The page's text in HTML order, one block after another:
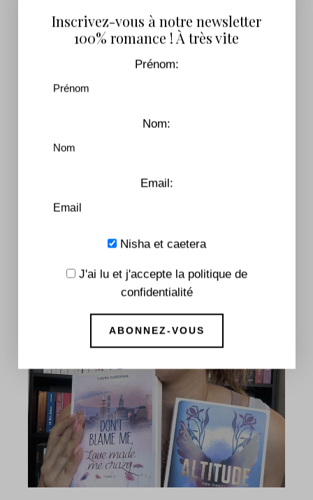
collectées et stockées.
You May Also Like
Inscrivez-vous à notre newsletter
100% romance ! À très vite
Prénom:
Nom:
Email:
Nisha et caetera
J'ai lu et j'accepte la politique de
confidentialité